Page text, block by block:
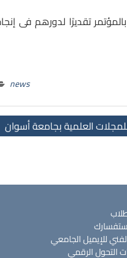
تقديرًا لدورهم فى
news
العلمية بجامعة أسوان
للإيميل الجامعي
التحول الرقمي